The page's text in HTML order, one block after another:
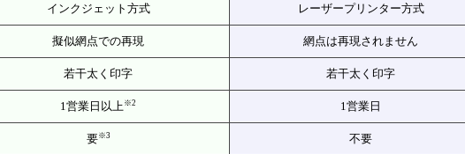
インクジェット方式 レーザープリンター方式
擬似網点での再現 網点は再現されません
若干太く印字 若干太く印字
1営業日以上 ※2 1営業日
要※3 不要